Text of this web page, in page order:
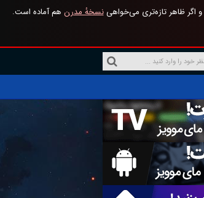
اگر ظاهر تازه‌تری می‌خواهینسخهٔ مدرن هم آماده است.